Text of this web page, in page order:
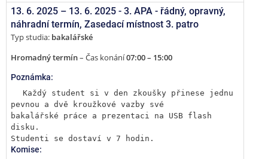
13. 6. 2025 – 13. 6. 2025 - 3. APA - řádný, opravný,
náhradní termín, Zasedací místnost 3. patro
Typ studia: bakalářské
Hromadný termín– Čas konání07:00 – 15:00
Poznámka:
Každý student si v den zkoušky přinese jednu
pevnou a dvě kroužkové vazby své
bakalářské práce a prezentaci na USB flash
disku.
Studenti se dostaví v 7 hodin.
Komise: